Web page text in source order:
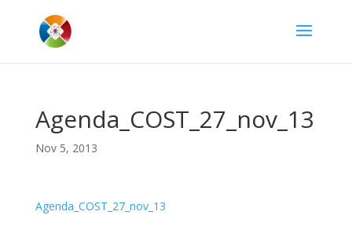
Agenda_COST_27_nov_13
Nov 5, 2013
Agenda_COST_27_nov_13